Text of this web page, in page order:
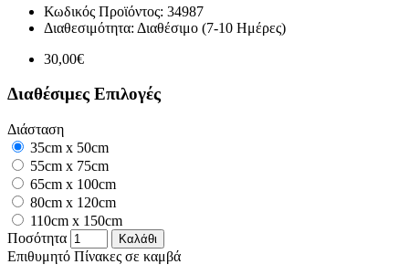
Κωδικός Προϊόντος: 34987
Διαθεσιμότητα: Διαθέσιμο (7-10 Ημέρες)
30,00€
Διαθέσιμες Επιλογές
Διάσταση
35cm x 50cm
55cm x 75cm
65cm x 100cm
80cm x 120cm
110cm x 150cm
Ποσότητα
Καλάθι
Επιθυμητό Πίνακες σε καμβά